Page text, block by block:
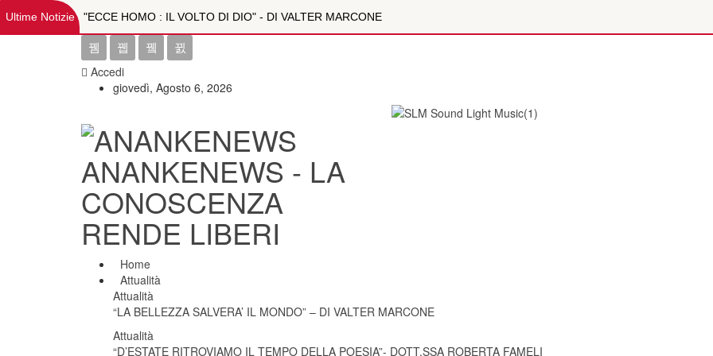
Ultime Notizie "ECCE HOMO : IL VOLTO DI DIO" - DI VALTER MARCONE
SQUARCI DI VITA INTELLETTUALE ITALIANA A FINE XIX SECOLO CON I ”CLERICI VAGANTES PER UN SELVATICO MA...
OLTRE L'IMMAGINE: LA RISONANZA MAGNETICA MULTIPARAMETRICA È LA NUOVA FRONTIERA DELLA DIAGNOSTICA
PSICOPATOLOGIA DA WEB. IL RUOLO DELLA PREVENZIONE DIGITALE NEI BAMBINI E NEGLI ADOLESCENTI. INTE...
"D’ESTATE RITROVIAMO IL TEMPO DELLA POESIA"- DOTT.SSA ROBERTA FAMELI
JOELE SEMPLICINO, LA VOCE GIOVANE DELL’IMPEGNO CIVILE E SOCIALE
Accedi
giovedì, Agosto 6, 2026
ANANKENEWS - LA
CONOSCENZA
RENDE LIBERI
Home
Attualità
Attualità
“LA BELLEZZA SALVERA’ IL MONDO” – DI VALTER MARCONE
Attualità
“D’ESTATE RITROVIAMO IL TEMPO DELLA POESIA”- DOTT.SSA ROBERTA FAMELI